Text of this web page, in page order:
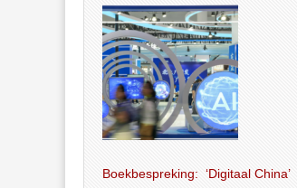
Boekbespreking: ‘Digitaal China’